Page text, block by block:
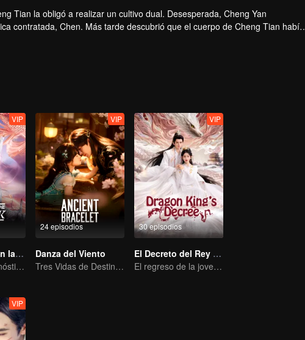
Tian la obligó a realizar un cultivo dual. Desesperada, Cheng Yan
contratada, Chen. Más tarde descubrió que el cuerpo de Cheng Tian había
su búsqueda de venganza.
pero fue envenenada en el proceso, dejándola con poco tiempo de vida.
VIP
Un juramento en la oscuridad
Contra todo pronóstico: El amor mortal del Señor Demonio
24 episodios
VIP
Danza del Viento
Tres Vidas de Destino, Un Pensamiento Eterno
30 episodios
VIP
El Decreto del Rey Dragón
El regreso de la joven nacida de una concubina, víctima de burlas
VIP